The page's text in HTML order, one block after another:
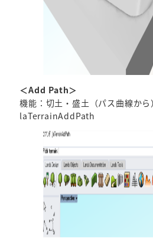
＜Add Path＞
機能：切土・盛土（パス曲線か
laTerrainAddPath